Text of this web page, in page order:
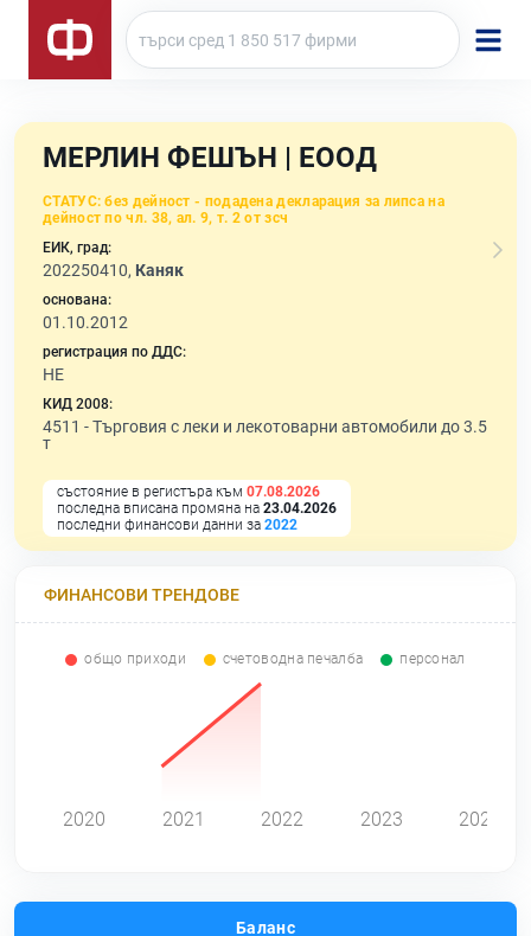
МЕРЛИН ФЕШЪН | ЕООД
СТАТУС: без дейност - подадена декларация за липса на
дейност по чл. 38, ал. 9, т. 2 от зсч
ЕИК, град:
202250410, Каняк
основана:
01.10.2012
регистрация по ДДС:
НЕ
КИД 2008:
4511 -Търговия с леки и лекотоварни автомобили до 3.5
т
състояние в регистъра към 07.08.2026
последна вписана промяна на 23.04.2026
последни финансови данни за 2022
ФИНАНСОВИ ТРЕНДОВЕ
общо приходи счетоводна печалба персонал
2020 2021 2022 2023 2024
Баланс